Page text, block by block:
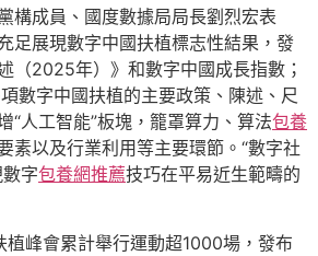
構成員、國度數據局局長劉烈宏表
足展現數字中國扶植標志性結果，發
（2025年）》和數字中國成長指數；
數字中國扶植的主要政策、陳述、尺
“人工智能”板塊，籠罩算力、算法包養
素以及行業利用等主要環節。“數字社
字包養網推薦技巧在平易近生範疇的
植峰會累計舉行運動超1000場，發布